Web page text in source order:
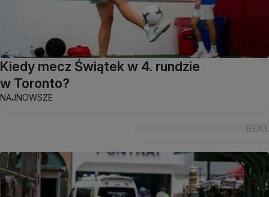
Kiedy mecz Świątek w 4. rundzie
w Toronto?
NAJNOWSZE